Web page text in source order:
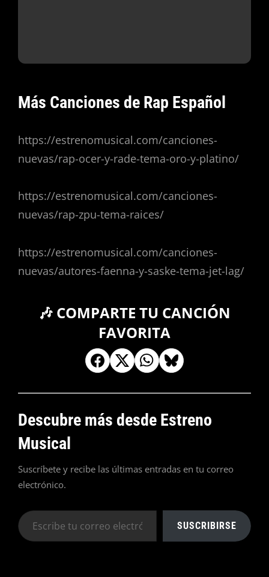
Más Canciones de Rap Español
https://estrenomusical.com/canciones-
nuevas/rap-ocer-y-rade-tema-oro-y-platino/
https://estrenomusical.com/canciones-
nuevas/rap-zpu-tema-raices/
https://estrenomusical.com/canciones-
nuevas/autores-faenna-y-saske-tema-jet-lag/
🎶 COMPARTE TU CANCIÓN
FAVORITA
Descubre más desde Estreno
Musical
Suscríbete y recibe las últimas entradas en tu correo
electrónico.
Escribe
tu
SUSCRIBIRSE